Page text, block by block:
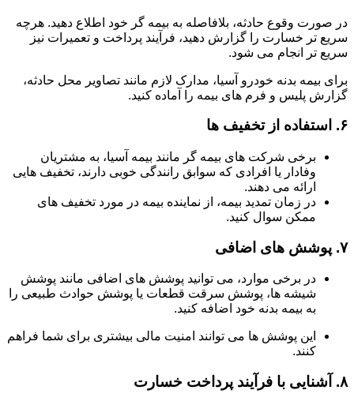
در صورت وقوع حادثه، بلافاصله به بیمه گر خود اطلاع دهید. هرچه
سریع تر خسارت را گزارش دهید، فرآیند پرداخت و تعمیرات نیز
سریع تر انجام می شود.
برای بیمه بدنه خودرو آسیا، مدارک لازم مانند تصاویر محل حادثه،
گزارش پلیس و فرم های بیمه را آماده کنید.
۶. استفاده از تخفیف ها
برخی شرکت های بیمه گر مانند بیمه آسیا، به مشتریان
وفادار یا افرادی که سوابق رانندگی خوبی دارند، تخفیف هایی
ارائه می دهند.
در زمان تمدید بیمه، از نماینده بیمه در مورد تخفیف های
ممکن سوال کنید.
۷. پوشش های اضافی
در برخی موارد، می توانید پوشش های اضافی مانند پوشش
شیشه ها، پوشش سرقت قطعات یا پوشش حوادث طبیعی را
به بیمه بدنه خود اضافه کنید.
این پوشش ها می توانند امنیت مالی بیشتری برای شما فراهم
کنند.
۸. آشنایی با فرآیند پرداخت خسارت